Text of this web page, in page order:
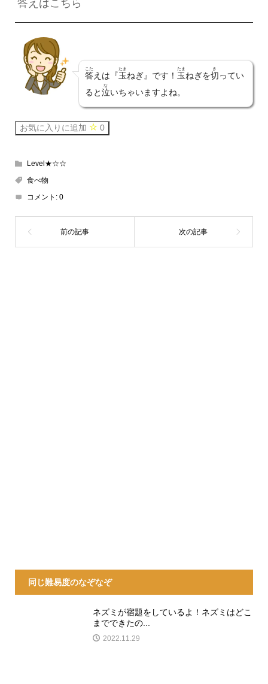
答 えはこちら
答
こた
えは『玉
たま
ねぎ』です！ 玉
たま
ねぎを切
き
ってい
ると泣
な
いちゃいますよね。
お気に入りに追加 0
Level★☆☆
食べ物
コメント: 0
同じ難易度のなぞなぞ
ネズミが宿題をしているよ！ネズミはどこ
までできたの...
2022.11.29